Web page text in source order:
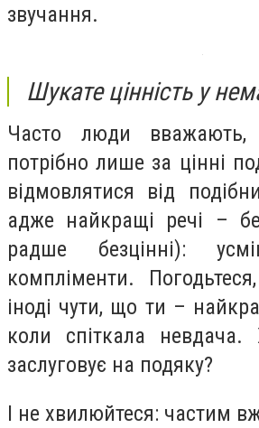
звучання.
Шукате цінність у
Часто люди вважають,
потрібно лише за цінні
відмовлятися від
адже найкращі речі –
радше безцінні):
компліменти.
іноді чути, що ти –
коли спіткала
заслуговує на подяку?
І не хвилюйтеся: частим